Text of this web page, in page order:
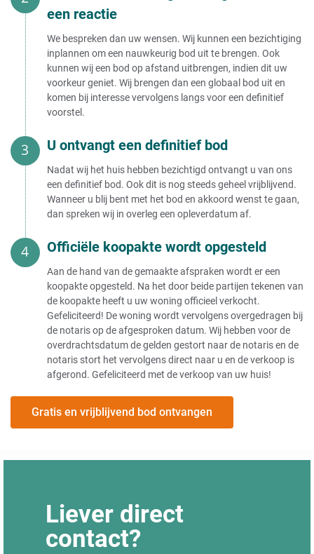
een reactie
We bespreken dan uw wensen. Wij kunnen een bezichtiging
inplannen om een nauwkeurig bod uit te brengen. Ook
kunnen wij een bod op afstand uitbrengen, indien dit uw
voorkeur geniet. Wij brengen dan een globaal bod uit en
komen bij interesse vervolgens langs voor een definitief
voorstel.
U ontvangt een definitief bod
Nadat wij het huis hebben bezichtigd ontvangt u van ons
een definitief bod. Ook dit is nog steeds geheel vrijblijvend.
Wanneer u blij bent met het bod en akkoord wenst te gaan,
dan spreken wij in overleg een opleverdatum af.
Officiële koopakte wordt opgesteld
Aan de hand van de gemaakte afspraken wordt er een
koopakte opgesteld. Na het door beide partijen tekenen van
de koopakte heeft u uw woning officieel verkocht.
Gefeliciteerd! De woning wordt vervolgens overgedragen bij
de notaris op de afgesproken datum. Wij hebben voor de
overdrachtsdatum de gelden gestort naar de notaris en de
notaris stort het vervolgens direct naar u en de verkoop is
afgerond. Gefeliciteerd met de verkoop van uw huis!
Gratis en vrijblijvend bod ontvangen
Liever direct
contact?